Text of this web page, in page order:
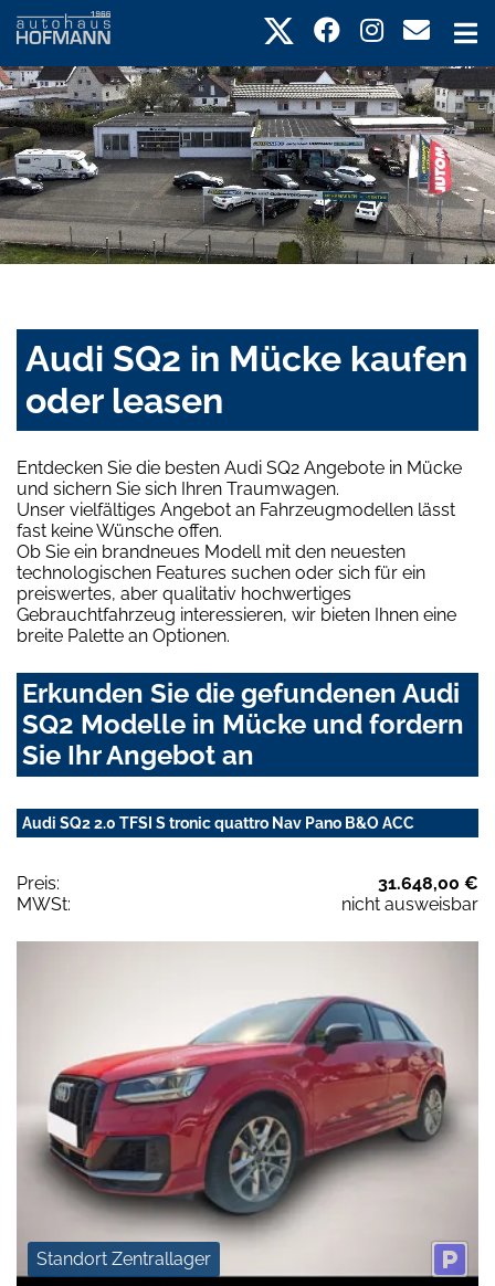
Audi SQ2 in Mücke kaufen
oder leasen
Entdecken Sie die besten Audi SQ2 Angebote in Mücke
und sichern Sie sich Ihren Traumwagen.
Unser vielfältiges Angebot an Fahrzeugmodellen lässt
fast keine Wünsche offen.
Ob Sie ein brandneues Modell mit den neuesten
technologischen Features suchen oder sich für ein
preiswertes, aber qualitativ hochwertiges
Gebrauchtfahrzeug interessieren, wir bieten Ihnen eine
breite Palette an Optionen.
Erkunden Sie die gefundenen Audi
SQ2 Modelle in Mücke und fordern
Sie Ihr Angebot an
Audi SQ2 2.0 TFSI S tronic quattro Nav Pano B&O ACC
Preis:
31.648,00 €
MWSt:
nicht ausweisbar
Standort Zentrallager